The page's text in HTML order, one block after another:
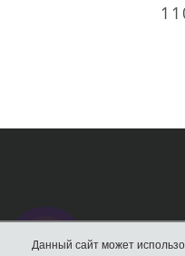
Данный сайт может